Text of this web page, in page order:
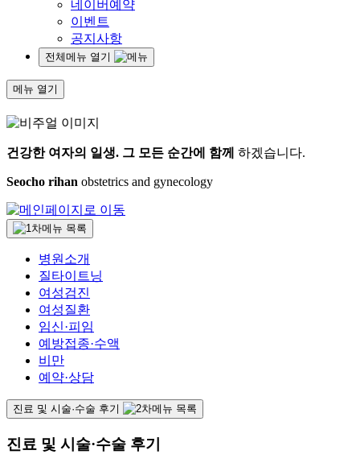
네이버예약
이벤트
공지사항
전체메뉴 열기
메뉴 열기
건강한 여자의 일생. 그 모든 순간에 함께 하겠습니다.
Seocho rihan obstetrics and gynecology
병원소개
질타이트닝
여성검진
여성질환
임신·피임
예방접종·수액
비만
예약·상담
진료 및 시술·수술 후기
진료 및 시술·수술 후기